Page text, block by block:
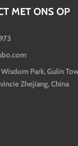
MET ONS OP
Park, Gulin
Zhejiang, China